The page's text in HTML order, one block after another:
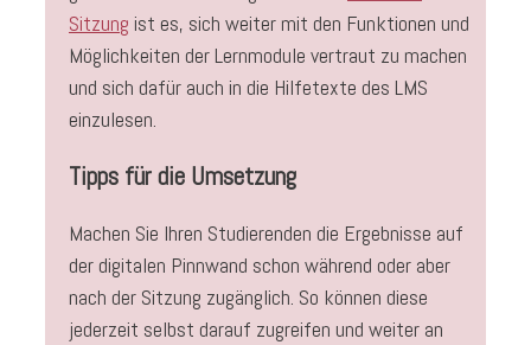
Sitzung ist es, sich weiter mit den Funktionen und
Möglichkeiten der Lernmodule vertraut zu machen
und sich dafür auch in die Hilfetexte des LMS
einzulesen.
Tipps für die Umsetzung
Machen Sie Ihren Studierenden die Ergebnisse auf
der digitalen Pinnwand schon während oder aber
nach der Sitzung zugänglich. So können diese
jederzeit selbst darauf zugreifen und weiter an